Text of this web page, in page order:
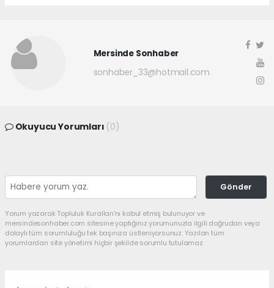
Mersinde Sonhaber
sonhaber_33@hotmail.com
Okuyucu Yorumları (0)
Gönder
Yorum yazarak Topluluk Kuralları’nı kabul etmiş bulunuyor ve
mersindesonhaber.com sitesine yaptığınız yorumunuzla ilgili doğrudan veya
dolaylı tüm sorumluluğu tek başınıza üstleniyorsunuz. Yazılan tüm
yorumlardan site yönetimi hiçbir şekilde sorumlu tutulamaz.